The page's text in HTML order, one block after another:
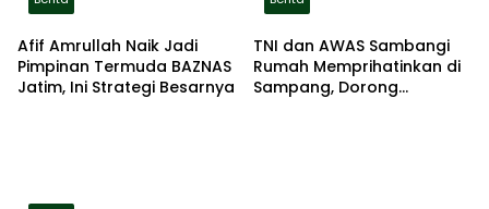
Afif Amrullah Naik Jadi
Pimpinan Termuda BAZNAS
Jatim, Ini Strategi Besarnya
TNI dan AWAS Sambangi
Rumah Memprihatinkan di
Sampang, Dorong